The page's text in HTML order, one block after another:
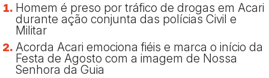
Homem é preso por tráfico de drogas em Acari
durante ação conjunta das polícias Civil e
Militar
Acorda Acari emociona fiéis e marca o início da
Festa de Agosto com a imagem de Nossa
Senhora da Guia